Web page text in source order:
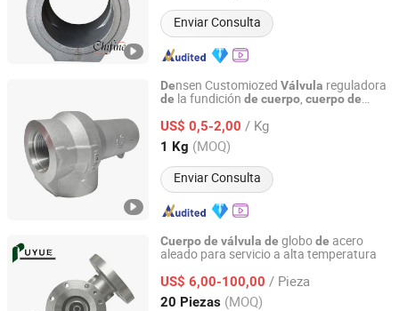
Enviar Consulta
Densen Customiozed Válvula reguladora
de la fundición de cuerpo, cuerpode
US$ 0,5-2,00 / Kg
1 Kg (MOQ)
Enviar Consulta
Shenyang New Densen Casting and Forging Co., Ltd.
Liaoning, China Desde 2015
Cuerpode válvula de globode acero
aleado para servicio a alta temperatura
US$ 6,00-100,00 / Pieza
20 Piezas (MOQ)
Shenyang Puyue Enterprise Co., Ltd.
Liaoning, China Desde 2026